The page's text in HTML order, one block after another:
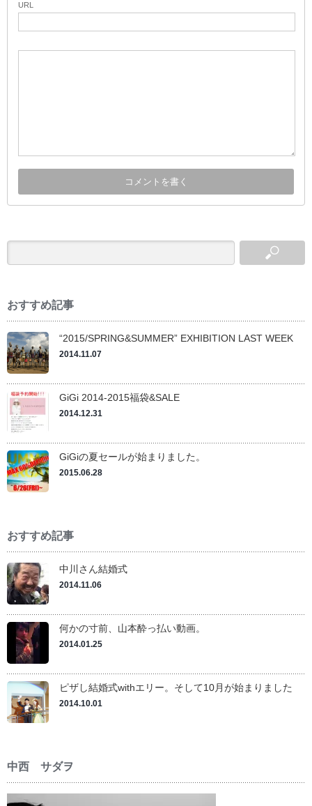
URL
おすすめ記事
“2015/SPRING&SUMMER” EXHIBITION LAST WEEK
2014.11.07
GiGi 2014-2015福袋&SALE
2014.12.31
GiGiの夏セールが始まりました。
2015.06.28
おすすめ記事
中川さん結婚式
2014.11.06
何かの寸前、山本酔っ払い動画。
2014.01.25
ピザし結婚式withエリー。そして10月が始まりました
2014.10.01
中西 サダヲ